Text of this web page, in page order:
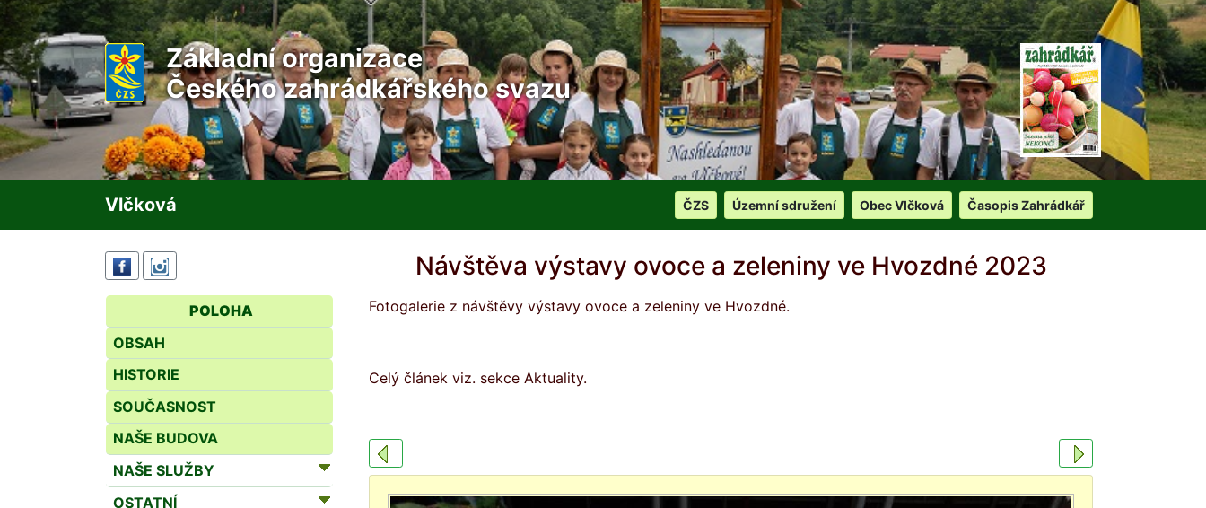
Základní organizace
Českého zahrádkářského svazu
Vlčková ČZS Územní sdružení Obec Vlčková Časopis Zahrádkář
POLOHA
OBSAH
HISTORIE
SOUČASNOST
NAŠE BUDOVA
NAŠE SLUŽBY
OSTATNÍ
Návštěva výstavy ovoce a zeleniny ve Hvozdné 2023
Fotogalerie z návštěvy výstavy ovoce a zeleniny ve Hvozdné.
Celý článek viz. sekce Aktuality.